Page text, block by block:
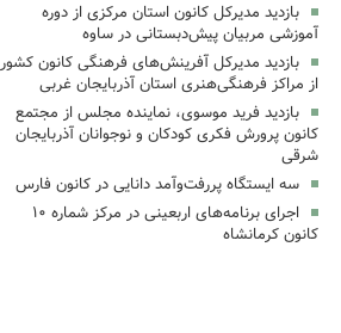
بازدید مدیرکل کانون استان مرکزی از دوره
آموزشی مربیان پیش‌دبستانی در ساوه
بازدید مدیرکل آفرینش‌های فرهنگی کانون کشور
از مراکز فرهنگی‌هنری استان آذربایجان غربی
بازدید فرید موسوی، نماینده مجلس از مجتمع
کانون پرورش فکری کودکان و نوجوانان آذربایجان
شرقی
سه ایستگاه پررفت‌وآمد دانایی در کانون فارس
اجرای برنامه‌های اربعینی در مرکز شماره ۱۰
کانون کرمانشاه